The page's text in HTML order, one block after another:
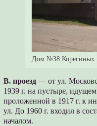
Дом №38 Корегиных
В. проезд — от ул.
1939 г. на пустыре,
проложенной в 1917 г. к
ул. До 1960 г. входил в
началом.